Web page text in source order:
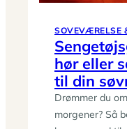
SOVEVÆRELSE
hør eller
til din
Drømmer du
morgener? Så